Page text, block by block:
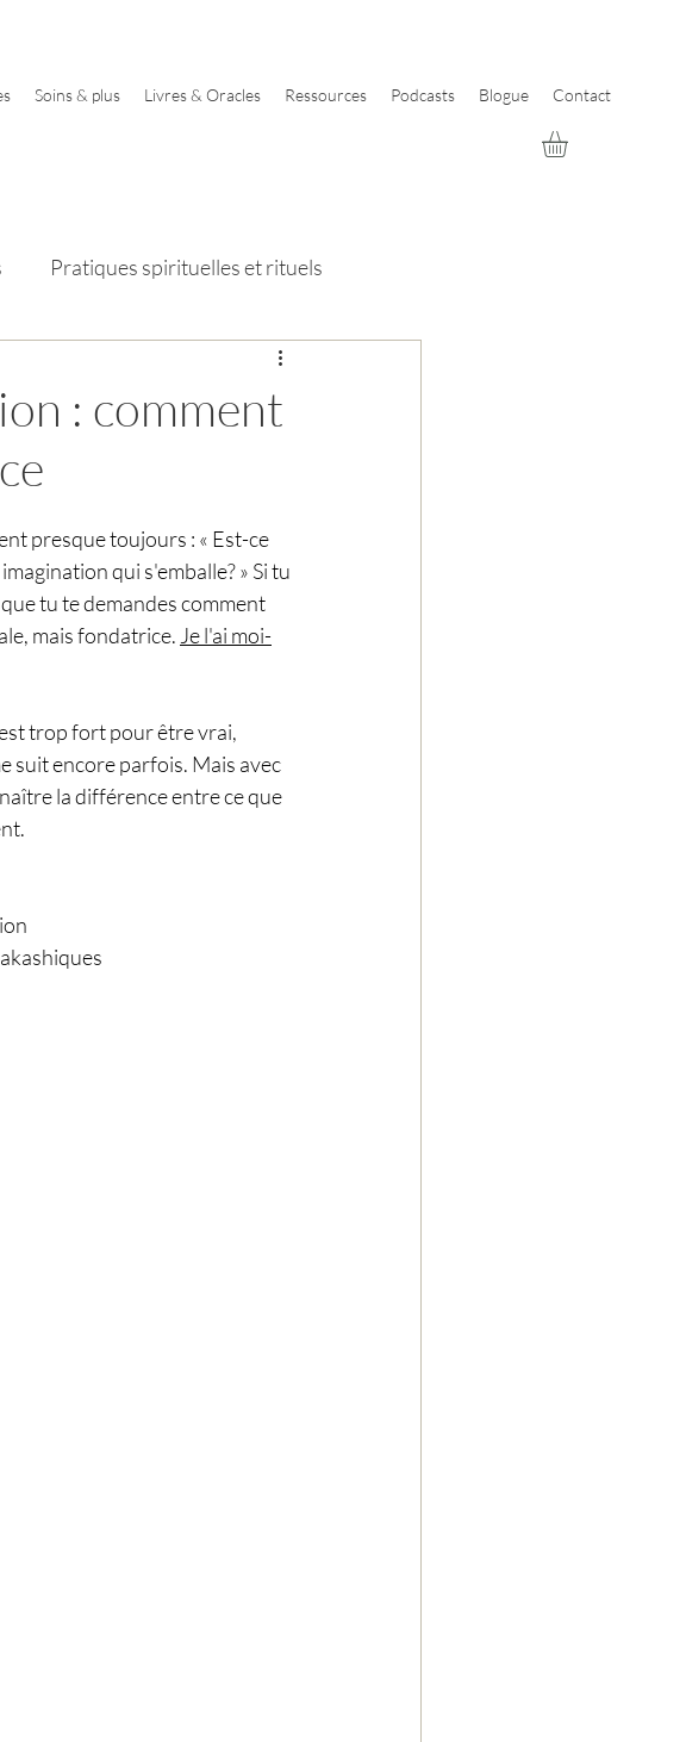
Soins & plus Livres & Oracles Ressources Podcasts Blogue Contact
Pratiques spirituelles et rituels
: comment
presque toujours : « Est-ce
qui s'emballe? » Si tu
tu te demandes comment
mais fondatrice. Je l'ai moi-
trop fort pour être vrai,
suit encore parfois. Mais avec
la différence entre ce que